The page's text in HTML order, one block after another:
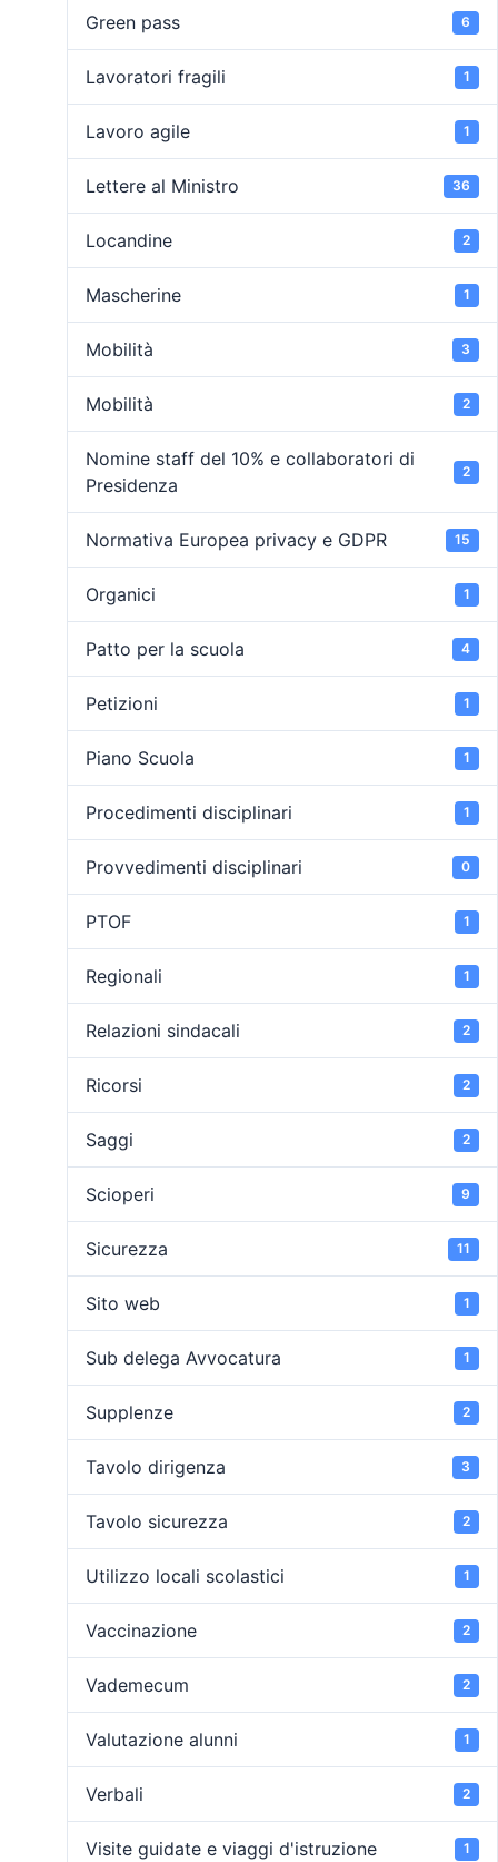
Green pass 6
Lavoratori fragili 1
Lavoro agile 1
Lettere al Ministro 36
Locandine 2
Mascherine 1
Mobilità 3
Mobilità 2
Nomine staff del 10% e collaboratori di
Presidenza
2
Normativa Europea privacy e GDPR 15
Organici 1
Patto per la scuola 4
Petizioni 1
Piano Scuola 1
Procedimenti disciplinari 1
Provvedimenti disciplinari 0
PTOF 1
Regionali 1
Relazioni sindacali 2
Ricorsi 2
Saggi 2
Scioperi 9
Sicurezza 11
Sito web 1
Sub delega Avvocatura 1
Supplenze 2
Tavolo dirigenza 3
Tavolo sicurezza 2
Utilizzo locali scolastici 1
Vaccinazione 2
Vademecum 2
Valutazione alunni 1
Verbali 2
Visite guidate e viaggi d'istruzione 1